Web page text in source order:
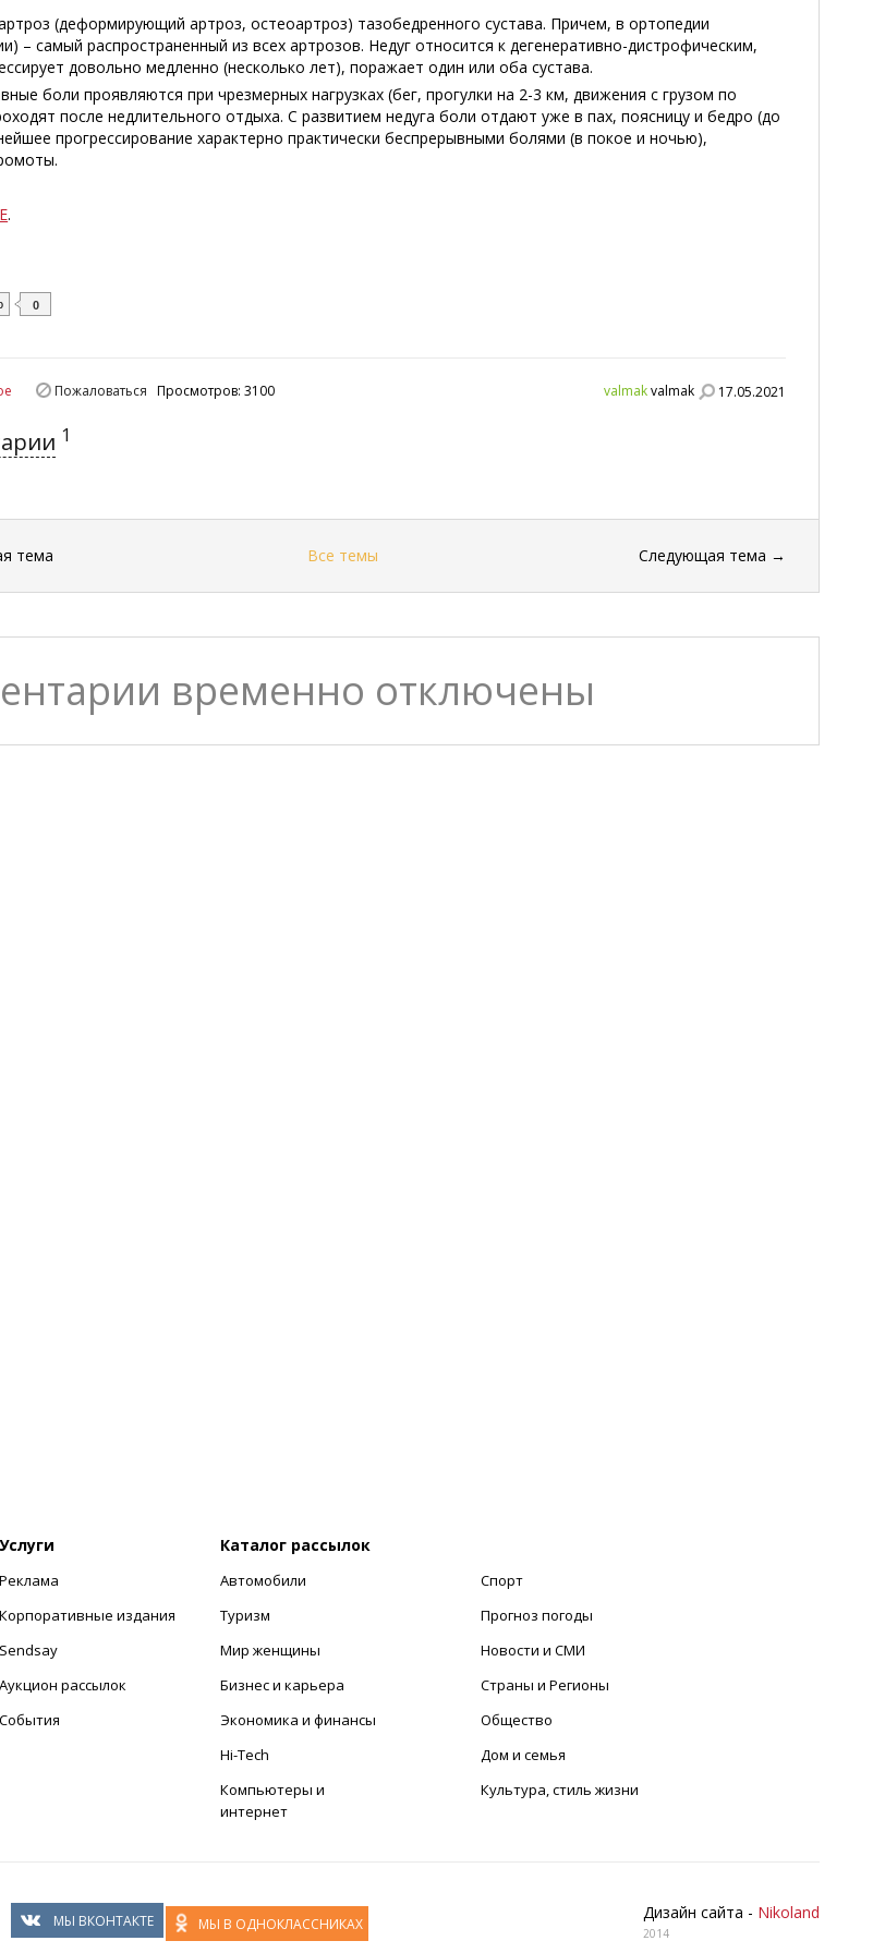
(деформирующий артроз, остеоартроз) тазобедренного сустава. Причем, в ортопедии
– самый распространенный из всех артрозов. Недуг относится к дегенеративно-дистрофическим,
довольно медленно (несколько лет), поражает один или оба сустава.
боли проявляются при чрезмерных нагрузках (бег, прогулки на 2-3 км, движения с грузом по
после недлительного отдыха. С развитием недуга боли отдают уже в пах, поясницу и бедро (до
прогрессирование характерно практически беспрерывными болями (в покое и ночью),
.
0
valmakvalmak 17.05.2021
Пожаловаться Просмотров: 3100
1
тема Все темы Следующая тема →
временно отключены
Услуги
Реклама
Корпоративные издания
Sendsay
Аукцион рассылок
События
Каталог рассылок
Автомобили
Туризм
Мир женщины
Бизнес и карьера
Экономика и финансы
Hi-Tech
Компьютеры и
интернет
Спорт
Прогноз погоды
Новости и СМИ
Страны и Регионы
Общество
Дом и семья
Культура, стиль жизни
Дизайн сайта - Nikoland
2014
МЫ ВКОНТАКТЕ МЫ В ОДНОКЛАССНИКАХ